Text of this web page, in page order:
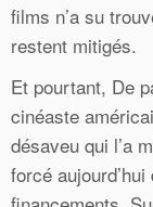
films n’a su
restent mitigés.
Et pourtant, De
cinéaste
désaveu qui l’a
forcé